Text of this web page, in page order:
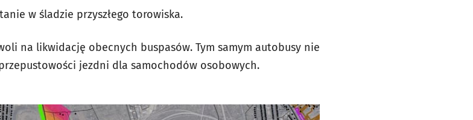
w śladzie przyszłego torowiska.
na likwidację obecnych buspasów. Tym samym autobusy nie
jezdni dla samochodów osobowych.